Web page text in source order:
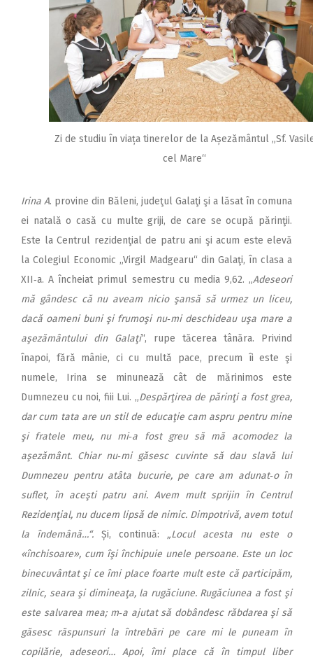
Zi de studiu în viața tinerelor de la Așezământul „Sf.
cel Mare“
Irina A. provine din Băleni, judeţul Galaţi şi a lăsat în comuna
ei natală o casă cu multe griji, de care se ocupă părinţii.
Este la Centrul rezidenţial de patru ani şi acum este elevă
la Colegiul Economic „Virgil Madgearu“ din Galaţi, în clasa a
XII‑a. A încheiat primul semestru cu media 9,62. „Adeseori
mă gândesc că nu aveam nicio şansă să urmez un liceu,
dacă oameni buni şi frumoşi nu‑mi deschideau uşa mare a
aşezământului din Galaţi“, rupe tăcerea tânăra. Privind
înapoi, fără mânie, ci cu multă pace, precum îi este şi
numele, Irina se minunează cât de mărinimos este
Dumnezeu cu noi, fiii Lui. „Despărţirea de părinţi a fost grea,
dar cum tata are un stil de educaţie cam aspru pentru mine
şi fratele meu, nu mi‑a fost greu să mă acomodez la
aşezământ. Chiar nu‑mi găsesc cuvinte să dau slavă lui
Dumnezeu pentru atâta bucurie, pe care am adunat‑o în
suflet, în aceşti patru ani. Avem mult sprijin în Centrul
Rezidenţial, nu ducem lipsă de nimic. Dimpotrivă, avem totul
la îndemână…“. Și, continuă: „Locul acesta nu este o
«închisoare», cum îşi închipuie unele persoane. Este un loc
binecuvântat şi ce îmi place foarte mult este că participăm,
zilnic, seara şi dimineaţa, la rugăciune. Rugăciunea a fost şi
este salvarea mea; m‑a ajutat să dobândesc răbdarea şi să
găsesc răspunsuri la întrebări pe care mi le puneam în
copilărie, adeseori… Apoi, îmi place că în timpul liber